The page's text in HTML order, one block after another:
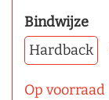
Bindwijze
Hardback
Op voorraad